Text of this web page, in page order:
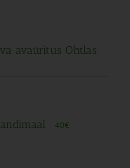
avaüritus Ohtlas
40€